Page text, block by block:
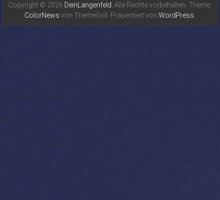
Copyright © 2026 DeinLangenfeld . Alle Rechte vorbehalten. Theme:
ColorNews von ThemeGrill. Präsentiert von WordPress